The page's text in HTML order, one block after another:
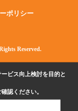
ポリシー
Reserved.
ビス向上検討を目的と
認ください。